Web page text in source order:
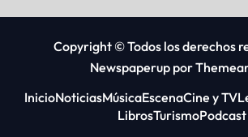
Copyright © Todos los derechos
Newspaperup por
InicioNoticiasMúsicaEscenaCine y TV
LibrosTurismoPodcast